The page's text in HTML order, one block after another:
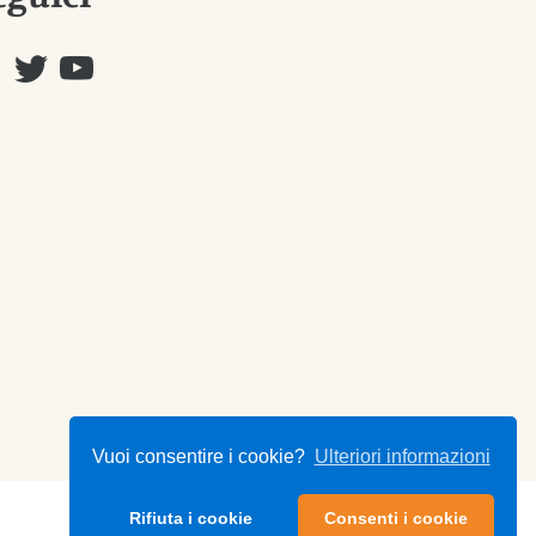
Vuoi consentire i cookie? Ulteriori informazioni
Rifiuta i cookie Consenti i cookie